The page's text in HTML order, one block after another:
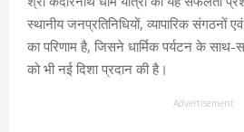
स्थानीय जनप्रतिनिधियों, व्यापारिक
का परिणाम है, जिसने धार्मिक पर्यटन के साथ-
को भी नई दिशा प्रदान की है।
Advertisement